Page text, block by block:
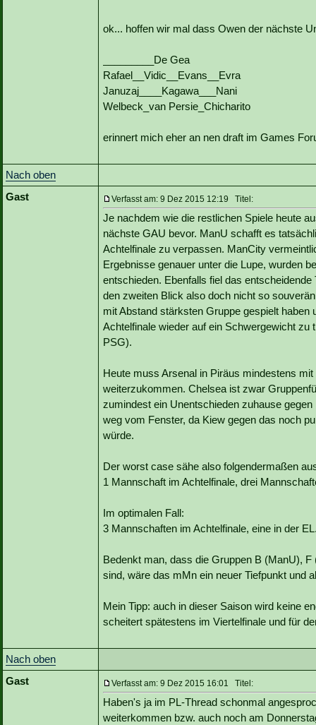
ok... hoffen wir mal dass Owen der nächste
_________De Gea
Rafael__Vidic__Evans__Evra
Januzaj____Kagawa___Nani
Welbeck_van Persie_Chicharito
erinnert mich eher an nen draft im Games
Nach oben
Gast
Verfasst am: 9 Dez 2015 12:19 Titel:
Je nachdem wie die restlichen Spiele heute
nächste GAU bevor. ManU schafft es
Achtelfinale zu verpassen. ManCity
Ergebnisse genauer unter die Lupe, wurden
entschieden. Ebenfalls fiel das
den zweiten Blick also doch nicht so
mit Abstand stärksten Gruppe gespielt
Achtelfinale wieder auf ein Schwergewicht
PSG).
Heute muss Arsenal in Piräus mindestens
weiterzukommen. Chelsea ist zwar
zumindest ein Unentschieden zuhause
weg vom Fenster, da Kiew gegen das noch
würde.
Der worst case sähe also folgendermaßen
1 Mannschaft im Achtelfinale, drei
Im optimalen Fall:
3 Mannschaften im Achtelfinale, eine in der
Bedenkt man, dass die Gruppen B (ManU),
sind, wäre das mMn ein neuer Tiefpunkt und
Mein Tipp: auch in dieser Saison wird keine
scheitert spätestens im Viertelfinale und für
Nach oben
Gast
Verfasst am: 9 Dez 2015 16:01 Titel:
Haben's ja im PL-Thread schonmal
weiterkommen bzw. auch noch am